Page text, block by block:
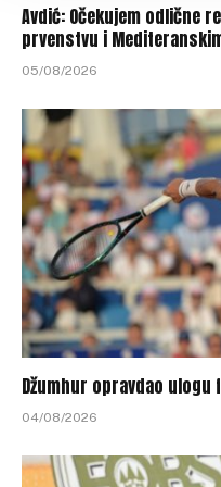
Avdić: Očekujem odlične
prvenstvu i
05/08/2026
Džumhur opravdao
04/08/2026